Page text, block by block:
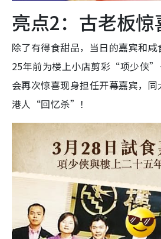
亮点2：古老板惊
除了有得食甜品，当日的嘉宾和咸
25年前为楼上小店剪彩“项少侠
会再次惊喜现身担任开幕嘉宾，
港人“回忆杀”！